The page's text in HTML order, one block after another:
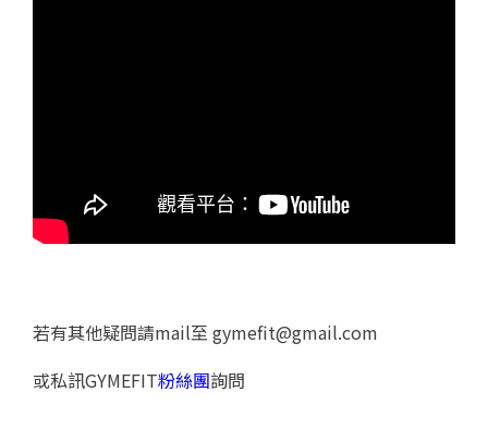
若有其他疑問請mail至 gymefit@gmail.com
或私訊GYMEFIT粉絲團詢問